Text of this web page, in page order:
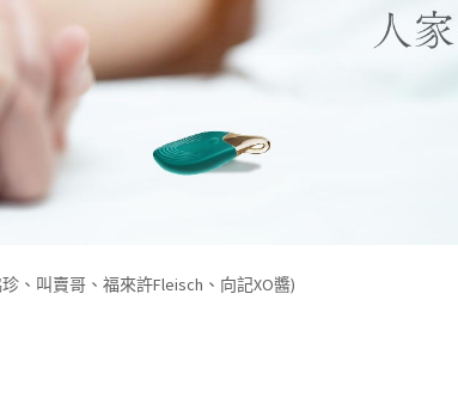
、叫賣哥、福來許Fleisch、向記XO醬)